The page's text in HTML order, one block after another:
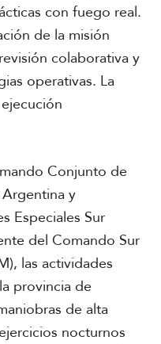
con fuego real.
de la misión
colaborativa y
operativas. La
Conjunto de
y
Especiales Sur
del Comando Sur
las actividades
provincia de
de alta
nocturnos